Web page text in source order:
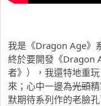
我是《Dragon Age》
終於要開發《Dragon
者》），我還特地重
來；心中一邊為光頭
默期待系列作的老臉